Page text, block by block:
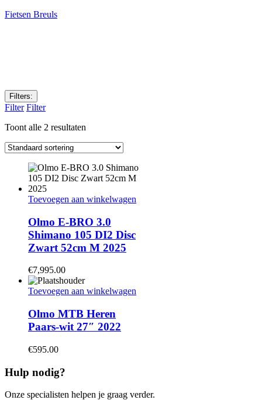
Fietsen Breuls
Filters:
Filter Filter
Toont alle 2 resultaten
Toevoegen aan winkelwagen
Olmo E-BRO 3.0
Shimano 105 DI2 Disc
Zwart 52cm M 2025
€7,995.00
Toevoegen aan winkelwagen
Olmo MTB Heren
Paars-wit 27″ 2022
€595.00
Hulp nodig?
Onze specialisten helpen je graag verder.